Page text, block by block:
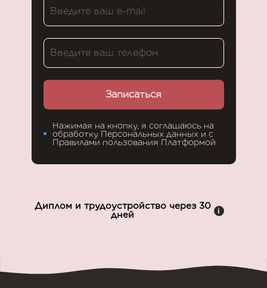
Записаться
Нажимая на кнопку, я соглашаюсь на
обработку Персональных данных и с
Правилами пользования Платформой
Диплом и трудоустройство через 30
дней
i